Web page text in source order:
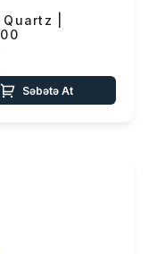
|
Səbətə At